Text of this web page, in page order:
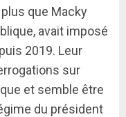
que Macky
avait imposé
2019. Leur
sur
et semble être
du président